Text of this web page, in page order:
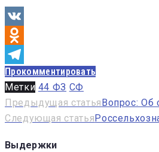
VK
Odnoklassniki
Telegram
Прокомментировать
Метки 44 ФЗ СФ
Навигация
по
записям
Предыдущая статьяВопрос: Об
Следующая статья
Выдержки